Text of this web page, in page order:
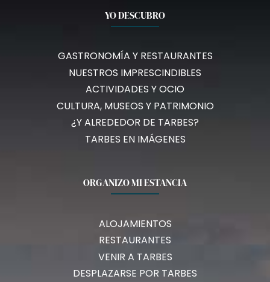
YO DESCUBRO
GASTRONOMÍA Y RESTAURANTES
NUESTROS IMPRESCINDIBLES
ACTIVIDADES Y OCIO
CULTURA, MUSEOS Y PATRIMONIO
¿Y ALREDEDOR DE TARBES?
TARBES EN IMÁGENES
ORGANIZO MI ESTANCIA
ALOJAMIENTOS
RESTAURANTES
VENIR A TARBES
DESPLAZARSE POR TARBES